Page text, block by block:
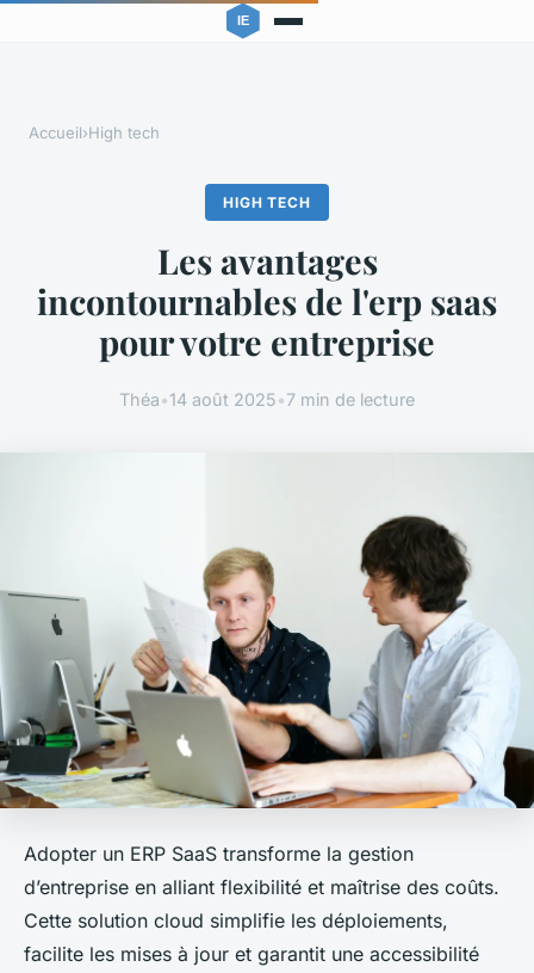
Accueil›High tech
HIGH TECH
Les avantages
incontournables de l'erp saas
pour votre entreprise
Théa•14 août 2025•7 min de lecture
Adopter un ERP SaaS transforme la gestion
d’entreprise en alliant flexibilité et maîtrise des coûts.
Cette solution cloud simplifie les déploiements,
facilite les mises à jour et garantit une accessibilité